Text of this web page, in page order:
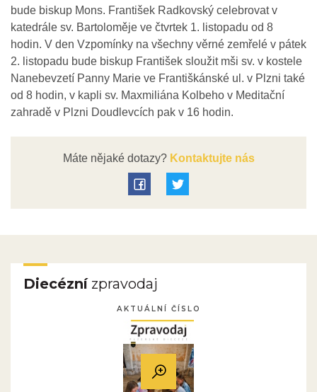
bude biskup Mons. František Radkovský celebrovat v
katedrále sv. Bartoloměje ve čtvrtek 1. listopadu od 8
hodin. V den Vzpomínky na všechny věrné zemřelé v pátek
2. listopadu bude biskup František sloužit mši sv. v kostele
Nanebevzetí Panny Marie ve Františkánské ul. v Plzni také
od 8 hodin, v kapli sv. Maxmiliána Kolbeho v Meditační
zahradě v Plzni Doudlevcích pak v 16 hodin.
Máte nějaké dotazy?Kontaktujte nás
Diecéznízpravodaj
AKTUÁLNÍ ČÍSLO